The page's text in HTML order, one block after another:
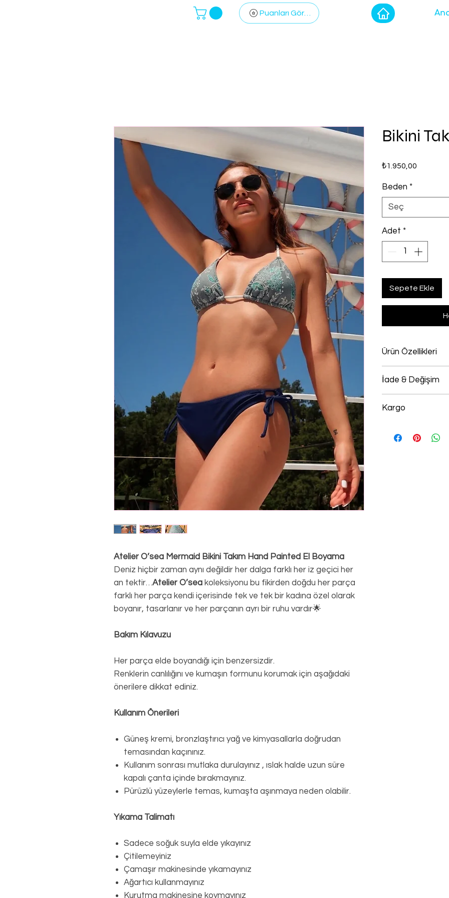
Atelier O’sea Mermaid Bikini Takım Hand Painted El Boyama
Deniz hiçbir zaman aynı değildir her dalga farklı her iz geçici her
an tektir…Atelier O’sea koleksiyonu bu fikirden doğdu her parça
farklı her parça kendi içerisinde tek ve tek bir kadına özel olarak
boyanır, tasarlanır ve her parçanın ayrı bir ruhu vardır🌟
Bakım Kılavuzu
Her parça elde boyandığı için benzersizdir.
Renklerin canlılığını ve kumaşın formunu korumak için aşağıdaki
önerilere dikkat ediniz.
Kullanım Önerileri
Güneş kremi, bronzlaştırıcı yağ ve kimyasallarla doğrudan
temasından kaçınınız.
Kullanım sonrası mutlaka durulayınız , ıslak halde uzun süre
kapalı çanta içinde bırakmayınız.
Pürüzlü yüzeylerle temas, kumaşta aşınmaya neden olabilir.
Yıkama Talimatı
Sadece soğuk suyla elde yıkayınız
Çitilemeyiniz
Çamaşır makinesinde yıkamayınız
Ağartıcı kullanmayınız
Kurutma makinesine koymayınız
Bikini
₺1.950,00
Beden *
Seç
Adet *
Sepete Ekle
Ürün Özellikleri
İade & Değişim
giyilmemiş/
Kargo